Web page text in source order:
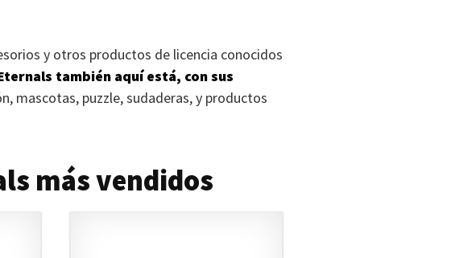
y otros productos de licencia conocidos
también aquí está, con sus
mascotas, puzzle, sudaderas, y productos
más vendidos